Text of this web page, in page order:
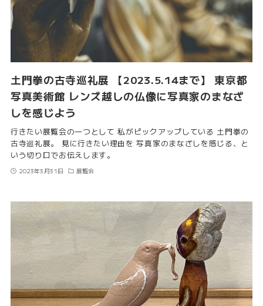
土門拳の古寺巡礼展 【2023.5.14まで】 東京都
写真美術館 レンズ越しの仏像に写真家のまなざ
しを感じよう
行きたい展覧会の一つとして 私がピックアップしている 土門拳の
古寺巡礼展。 見に行きたい理由を 写真家のまなざしを感じる、と
いう切り口でお伝えします。
2023年3月31日 展覧会